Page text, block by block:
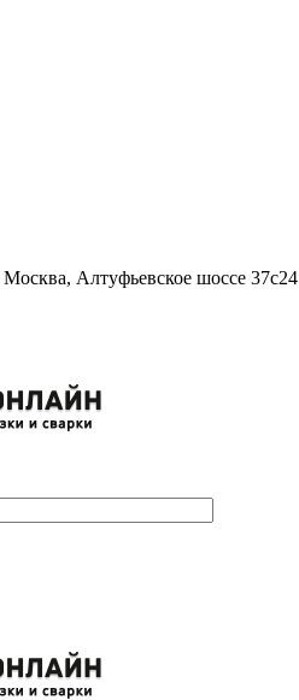
Москва, Алтуфьевское шоссе 37с24